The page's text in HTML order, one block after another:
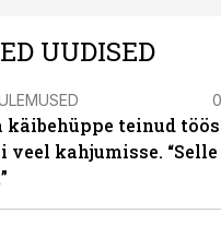
UUDISED
käibehüppe teinud
veel kahjumisse.